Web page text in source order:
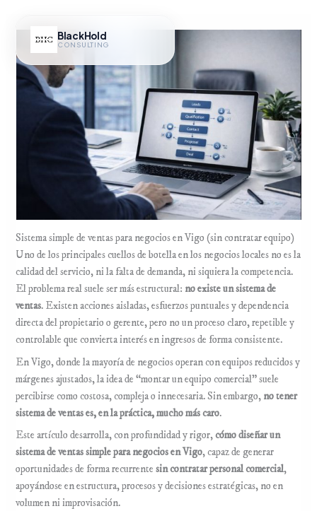
contenido
BlackHold
CONSULTING
Sistema simple de ventas para negocios en Vigo (sin contratar equipo)
Uno de los principales cuellos de botella en los negocios locales no es la
calidad del servicio, ni la falta de demanda, ni siquiera la competencia.
El problema real suele ser más estructural: no existe un sistema de
ventas. Existen acciones aisladas, esfuerzos puntuales y dependencia
directa del propietario o gerente, pero no un proceso claro, repetible y
controlable que convierta interés en ingresos de forma consistente.
En Vigo, donde la mayoría de negocios operan con equipos reducidos y
márgenes ajustados, la idea de “montar un equipo comercial” suele
percibirse como costosa, compleja o innecesaria. Sin embargo, no tener
sistema de ventas es, en la práctica, mucho más caro.
Este artículo desarrolla, con profundidad y rigor,cómo diseñar un
sistema de ventas simple para negocios en Vigo, capaz de generar
oportunidades de forma recurrentesin contratar personal comercial,
apoyándose en estructura, procesos y decisiones estratégicas, no en
volumen ni improvisación.